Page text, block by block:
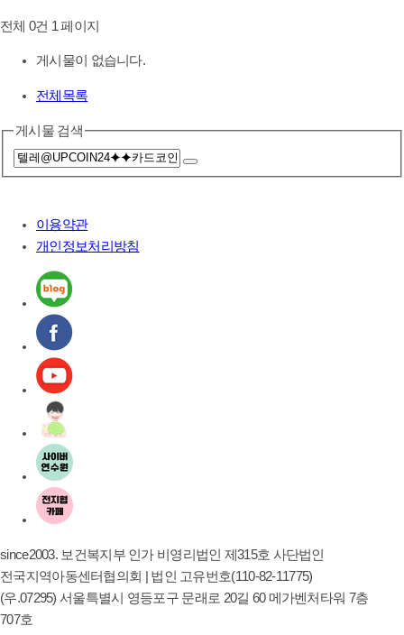
전체 0건 1 페이지
게시물이 없습니다.
전체목록
게시물 검색
이용약관
개인정보처리방침
since2003. 보건복지부 인가 비영리법인 제315호 사단법인
전국지역아동센터협의회 | 법인 고유번호(110-82-11775)
(우.07295) 서울특별시 영등포구 문래로 20길 60 메가벤처타워 7층
707호